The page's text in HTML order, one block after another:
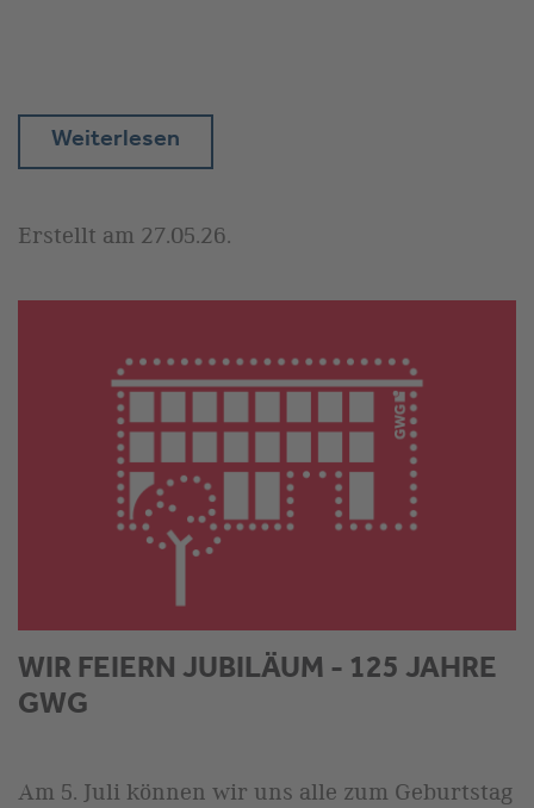
Weiterlesen
Erstellt am 27.05.26.
WIR FEIERN JUBILÄUM - 125 JAHRE
GWG
Am 5. Juli können wir uns alle zum Geburtstag